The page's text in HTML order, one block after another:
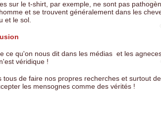
sur le t-shirt, par exemple, ne sont pas
et se trouvent généralement dans les
et le sol.
ce qu'on nous dit dans les médias et les
véridique !
tous de faire nos propres recherches et surtout
les mensognes comme des vérités !